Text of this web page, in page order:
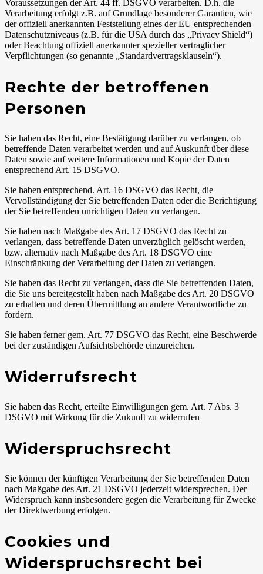
Voraussetzungen der Art. 44 ff. DSGVO verarbeiten. D.h. die
Verarbeitung erfolgt z.B. auf Grundlage besonderer Garantien, wie
der offiziell anerkannten Feststellung eines der EU entsprechenden
Datenschutzniveaus (z.B. für die USA durch das „Privacy Shield“)
oder Beachtung offiziell anerkannter spezieller vertraglicher
Verpflichtungen (so genannte „Standardvertragsklauseln“).
Rechte der betroffenen
Personen
Sie haben das Recht, eine Bestätigung darüber zu verlangen, ob
betreffende Daten verarbeitet werden und auf Auskunft über diese
Daten sowie auf weitere Informationen und Kopie der Daten
entsprechend Art. 15 DSGVO.
Sie haben entsprechend. Art. 16 DSGVO das Recht, die
Vervollständigung der Sie betreffenden Daten oder die Berichtigung
der Sie betreffenden unrichtigen Daten zu verlangen.
Sie haben nach Maßgabe des Art. 17 DSGVO das Recht zu
verlangen, dass betreffende Daten unverzüglich gelöscht werden,
bzw. alternativ nach Maßgabe des Art. 18 DSGVO eine
Einschränkung der Verarbeitung der Daten zu verlangen.
Sie haben das Recht zu verlangen, dass die Sie betreffenden Daten,
die Sie uns bereitgestellt haben nach Maßgabe des Art. 20 DSGVO
zu erhalten und deren Übermittlung an andere Verantwortliche zu
fordern.
Sie haben ferner gem. Art. 77 DSGVO das Recht, eine Beschwerde
bei der zuständigen Aufsichtsbehörde einzureichen.
Widerrufsrecht
Sie haben das Recht, erteilte Einwilligungen gem. Art. 7 Abs. 3
DSGVO mit Wirkung für die Zukunft zu widerrufen
Widerspruchsrecht
Sie können der künftigen Verarbeitung der Sie betreffenden Daten
nach Maßgabe des Art. 21 DSGVO jederzeit widersprechen. Der
Widerspruch kann insbesondere gegen die Verarbeitung für Zwecke
der Direktwerbung erfolgen.
Cookies und
Widerspruchsrecht bei